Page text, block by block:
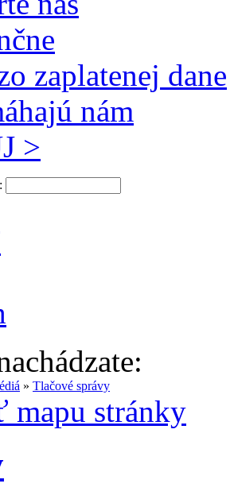
zaplatenej dane
nám
>
» Tlačové správy
mapu stránky